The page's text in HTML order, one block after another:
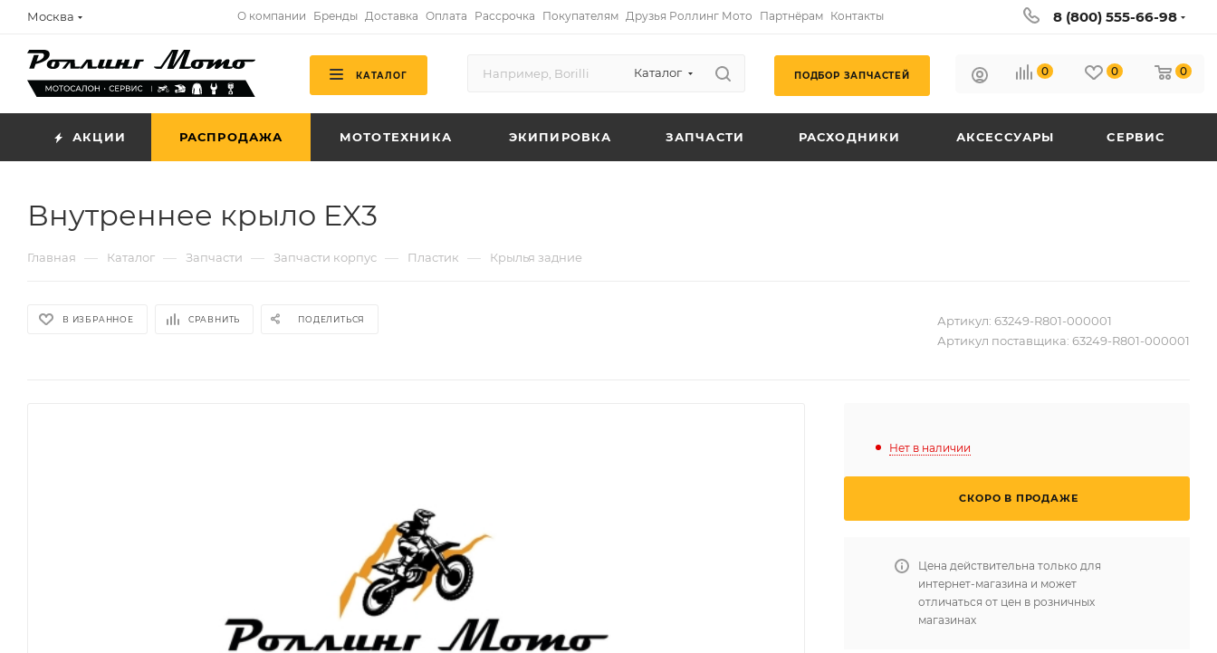
Москва О компании Бренды Доставка Оплата Рассрочка Покупателям Друзья Роллинг Мото Партнёрам Контакты 8 (800) 555-66-98
КАТАЛОГ Каталог ПОДБОР ЗАПЧАСТЕЙ 0 0 0
АКЦИИ РАСПРОДАЖА МОТОТЕХНИКА ЭКИПИРОВКА ЗАПЧАСТИ РАСХОДНИКИ АКСЕССУАРЫ СЕРВИС
Внутреннее крыло EX3
Главная — Каталог — Запчасти — Запчасти корпус — Пластик — Крылья задние
В ИЗБРАННОЕ СРАВНИТЬ ПОДЕЛИТЬСЯ Артикул: 63249-R801-000001
Артикул поставщика: 63249-R801-000001
Нет в наличии
СКОРО В ПРОДАЖЕ
Цена действительна только для
интернет-магазина и может
отличаться от цен в розничных
магазинах